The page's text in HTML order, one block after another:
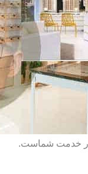
در خدمت شماست.